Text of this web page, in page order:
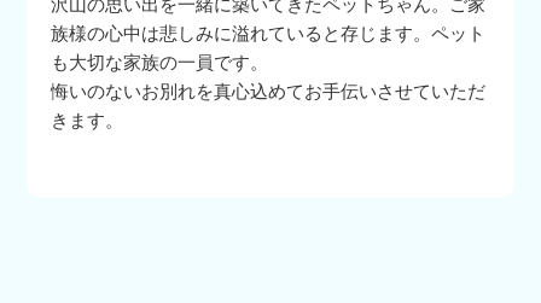
族様の心中は悲しみに溢れていると存じます。ペット
も大切な家族の一員です。
悔いのないお別れを真心込めてお手伝いさせていただ
きます。